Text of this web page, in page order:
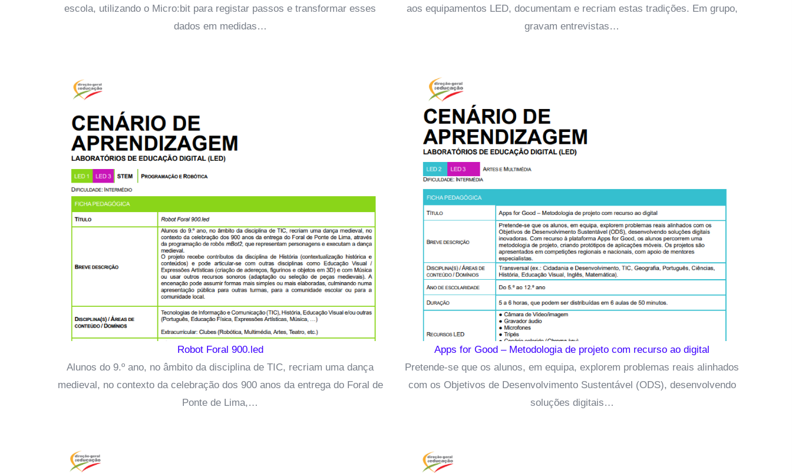
escola, utilizando o Micro:bit para registar passos e transformar esses
dados em medidas…
aos equipamentos LED, documentam e recriam estas tradições. Em grupo,
gravam entrevistas…
Robot Foral 900.led
Alunos do 9.º ano, no âmbito da disciplina de TIC, recriam uma dança
medieval, no contexto da celebração dos 900 anos da entrega do Foral de
Ponte de Lima,…
Apps for Good – Metodologia de projeto com recurso ao digital
Pretende-se que os alunos, em equipa, explorem problemas reais alinhados
com os Objetivos de Desenvolvimento Sustentável (ODS), desenvolvendo
soluções digitais…